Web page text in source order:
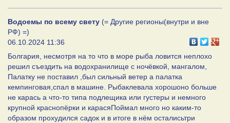
Водоемы по всему свету (= Другие регионы(внутри и вне
РФ) =)
06.10.2024 11:36
Болгария, несмотря на то что в море рыба ловится неплохо
решил съездить на водохранилище с ночёвкой, мангалом,
Палатку не поставил ,был сильный ветер а палатка
кемпинговая,спал в машине. Рыбаклевала хорошоно больше
не карась а что-то типа подлещика или густеры и немного
крупной краснопёрки и карасяПоймал много но каким-то
образом прохудился садок и в итоге в нём осталисьтри